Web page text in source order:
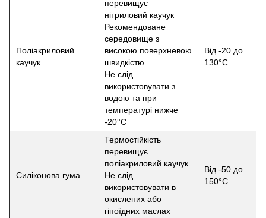
Поліакриловий
каучук
перевищує
нітриловий каучук
Рекомендоване
середовище з
високою поверхневою
швидкістю
Не слід
використовувати з
водою та при
температурі нижче
-20°С
Від -20 до
130°С
Силіконова гума
Термостійкість
перевищує
поліакриловий каучук
Не слід
використовувати в
окислених або
гіпоїдних маслах
Від -50 до
150°С